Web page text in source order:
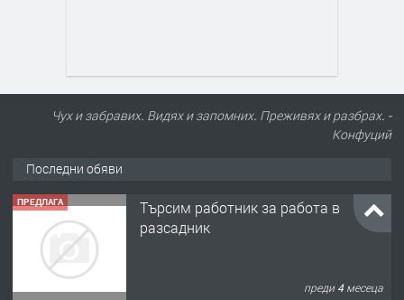
Чух и забравих. Видях и запомних. Преживях и разбрах. -
Конфуций
Последни обяви
ПРЕДЛАГА
Търсим работник за работа в
разсадник
преди 4 месеца